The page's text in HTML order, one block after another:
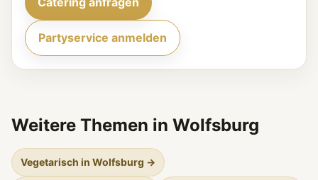
Partyservice anmelden
Weitere Themen in Wolfsburg
Vegetarisch in Wolfsburg →